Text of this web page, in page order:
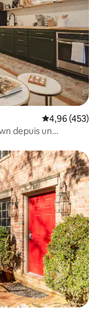
Note
4,96 (453)
depuis un
aimés